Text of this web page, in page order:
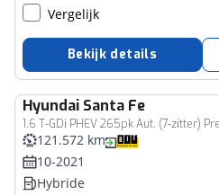
Vergelijk
Bekijk details
Hyundai Santa Fe
121.572 km
10-2021
Hybride